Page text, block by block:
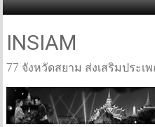
Skip
content
INSIAM
77 จังหวัดสยาม ส่งเสริมประ